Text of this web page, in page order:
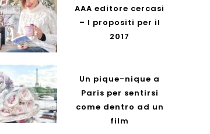
AAA editore cercasi
– I propositi per il
2017
Un pique-nique a
Paris per sentirsi
come dentro ad un
film